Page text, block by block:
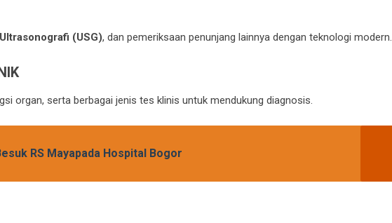
(USG), dan pemeriksaan penunjang lainnya dengan teknologi modern.
organ, serta berbagai jenis tes klinis untuk mendukung diagnosis.
RS Mayapada Hospital Bogor